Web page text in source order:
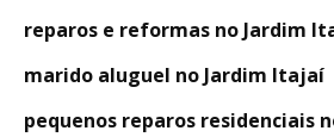
reparos e reformas no Jardim
marido aluguel no Jardim Itajaí
pequenos reparos residenciais